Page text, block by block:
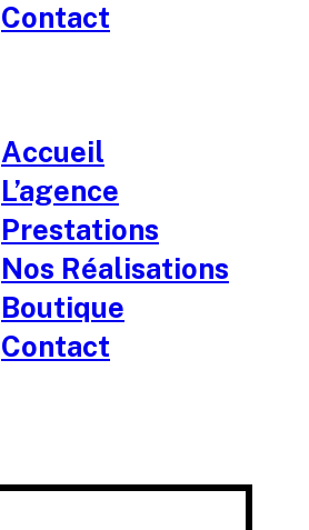
Contact
Accueil
L’agence
Prestations
Nos Réalisations
Boutique
Contact